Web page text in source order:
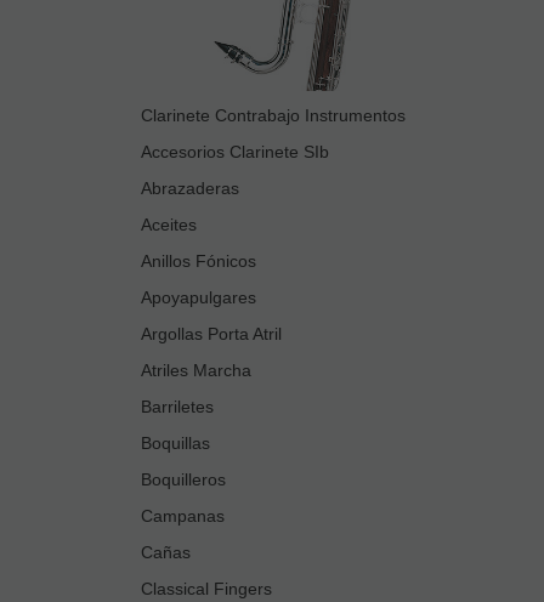
Clarinete Contrabajo Instrumentos
Accesorios Clarinete SIb
Abrazaderas
Aceites
Anillos Fónicos
Apoyapulgares
Argollas Porta Atril
Atriles Marcha
Barriletes
Boquillas
Boquilleros
Campanas
Cañas
Classical Fingers